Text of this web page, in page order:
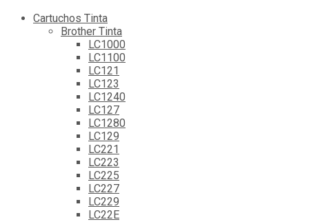
Cartuchos Tinta
Brother Tinta
LC1000
LC1100
LC121
LC123
LC1240
LC127
LC1280
LC129
LC221
LC223
LC225
LC227
LC229
LC22E